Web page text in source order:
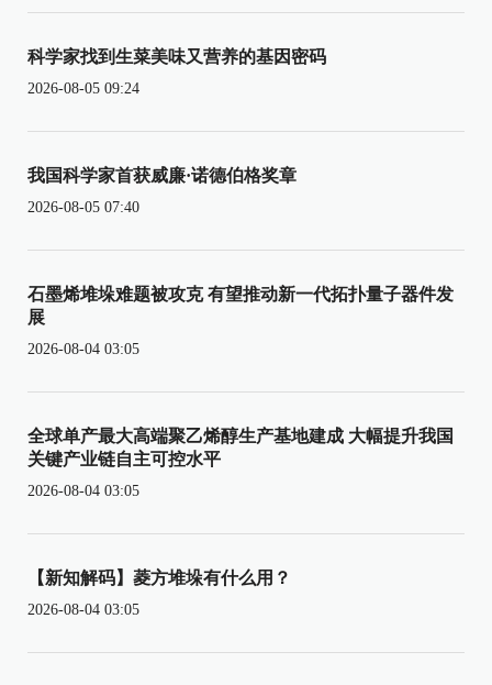
科学家找到生菜美味又营养的基因密码
2026-08-05 09:24
我国科学家首获威廉·诺德伯格奖章
2026-08-05 07:40
石墨烯堆垛难题被攻克 有望推动新一代拓扑量子器件发
展
2026-08-04 03:05
全球单产最大高端聚乙烯醇生产基地建成 大幅提升我国
关键产业链自主可控水平
2026-08-04 03:05
【新知解码】菱方堆垛有什么用？
2026-08-04 03:05